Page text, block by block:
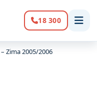
Volanie:
18 300
Zima 2005/2006